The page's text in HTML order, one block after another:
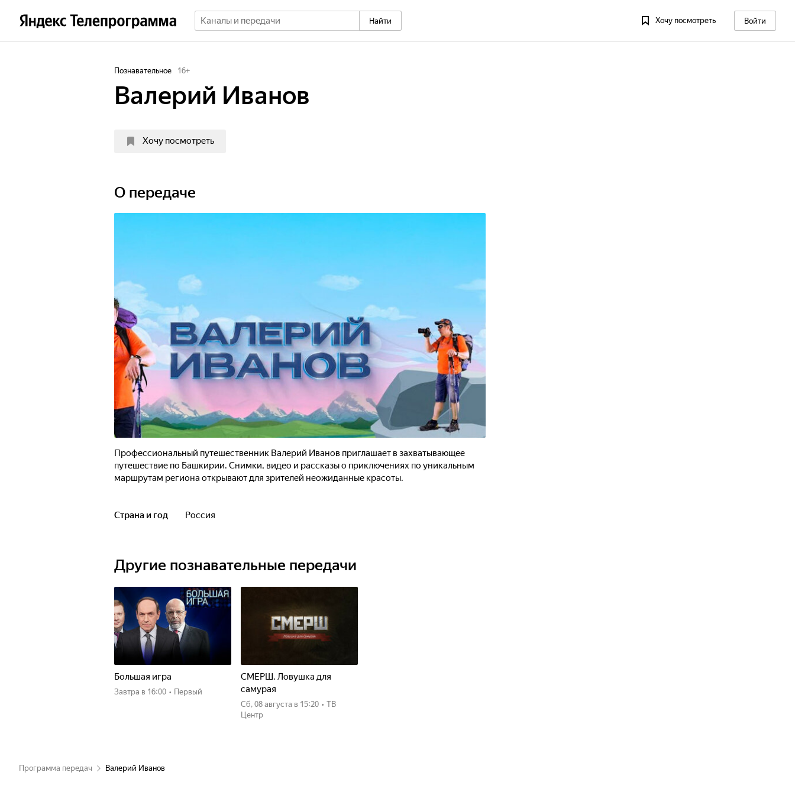
Найти Хочу посмотреть Войти
Познавательное 16+
Валерий Иванов
Хочу посмотреть
О передаче
Профессиональный путешественник Валерий Иванов приглашает в захватывающее
путешествие по Башкирии. Снимки, видео и рассказы о приключениях по уникальным
маршрутам региона открывают для зрителей неожиданные красоты.
Страна и год Россия
Другие познавательные передачи
Большая игра
Завтра в 16:00 • Первый
СМЕРШ. Ловушка для
самурая
сб, 08 августа в 15:20 • ТВ
Центр
Программа передач Валерий Иванов